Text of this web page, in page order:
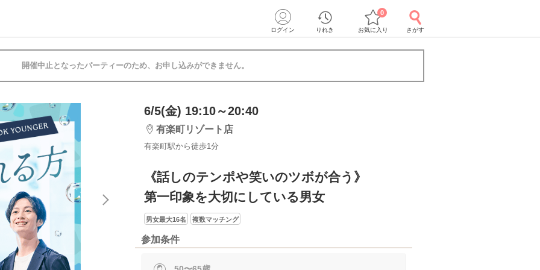
ログイン りれき お気に入り
0
さがす
開催中止となったパーティーのため、お申し込みができません。
6/5(金) 19:10～20:40
有楽町リゾート店
有楽町駅から徒歩1分
《話しのテンポや笑いのツボが合う》
第一印象を大切にしている男女
男女最大16名 複数マッチング
参加条件